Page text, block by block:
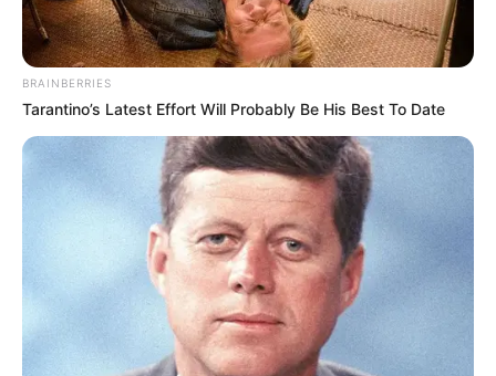
Dernière mise à jour le28 mars 2026 à 14:56
BRAINBERRIES
Tarantino’s Latest Effort Will Probably Be His Best To Date